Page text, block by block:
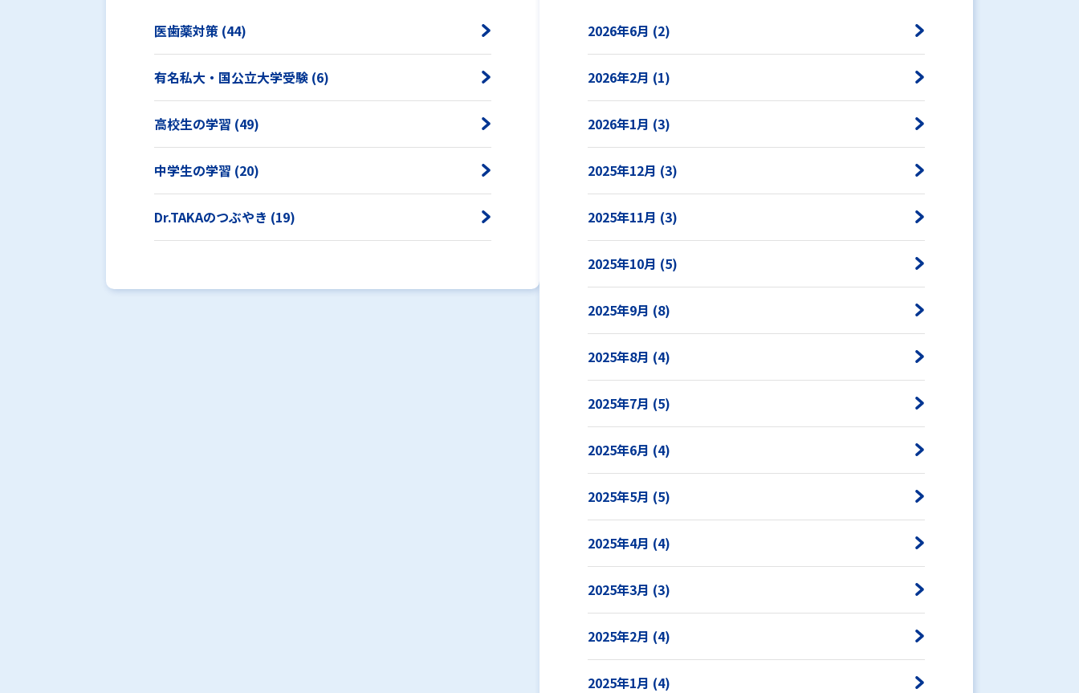
医歯薬対策 (44)
有名私大・国公立大学受験 (6)
高校生の学習 (49)
中学生の学習 (20)
Dr.TAKAのつぶやき (19)
2026年6月 (2)
2026年2月 (1)
2026年1月 (3)
2025年12月 (3)
2025年11月 (3)
2025年10月 (5)
2025年9月 (8)
2025年8月 (4)
2025年7月 (5)
2025年6月 (4)
2025年5月 (5)
2025年4月 (4)
2025年3月 (3)
2025年2月 (4)
2025年1月 (4)